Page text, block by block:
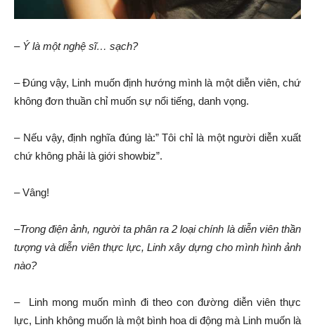
–Ý là một nghệ sĩ… sạch?
– Đúng vậy, Linh muốn định hướng mình là một diễn viên, chứ
không đơn thuần chỉ muốn sự nổi tiếng, danh vọng.
– Nếu vậy, định nghĩa đúng là:” Tôi chỉ là một người diễn xuất
chứ không phải là giới showbiz”.
– Vâng!
–Trong điện ảnh, người ta phân ra 2 loại chính là diễn viên thần
tượng và diễn viên thực lực, Linh xây dựng cho mình hình ảnh
nào?
– Linh mong muốn mình đi theo con đường diễn viên thực
lực, Linh không muốn là một bình hoa di động mà Linh muốn là